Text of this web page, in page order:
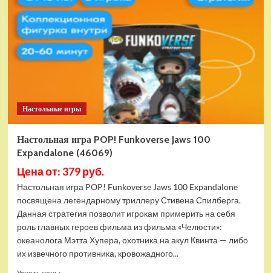
Северные
империи:
Орды
варваров
(ZV-
8841)
Настольные игры
Настольная игра POP! Funkoverse Jaws 100
Expandalone (46069)
Цена от: 379 руб.
Настольная игра POP! Funkoverse Jaws 100 Expandalone
посвящена легендарному триллеру Стивена Спилберга.
Данная стратегия позволит игрокам примерить на себя
роль главных героев фильма из фильма «Челюсти»:
океанолога Мэтта Хупера, охотника на акул Квинта — либо
их извечного противника, кровожадного...